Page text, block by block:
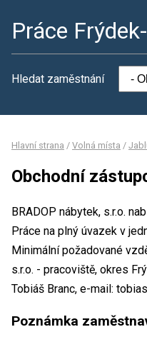
Práce
Hledat zaměstnání
Hlavní strana / Volná místa /
Obchodní
BRADOP nábytek, s.r.o.
Práce na plný úvazek v
Minimální požadované
s.r.o. - pracoviště, okres
Tobiáš Branc, e-mail:
Poznámka